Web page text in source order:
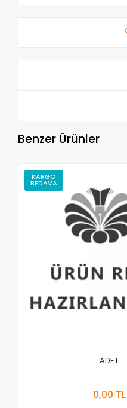
Benzer Ürünler
KARGO
BEDAVA
ADET
0,00 TL